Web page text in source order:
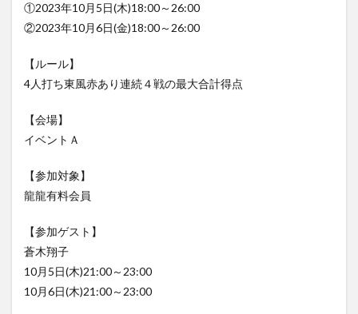
①2023年10月5日(木)18:00～26:00
②2023年10月6日(金)18:00～26:00
【ルール】
4人打ち東風赤あり連続４戦の最大合計得点
【会場】
イベントＡ
【参加対象】
龍龍有料会員
【参加ゲスト】
蒼木翔子
10月5日(木)21:00～23:00
10月6日(木)21:00～23:00